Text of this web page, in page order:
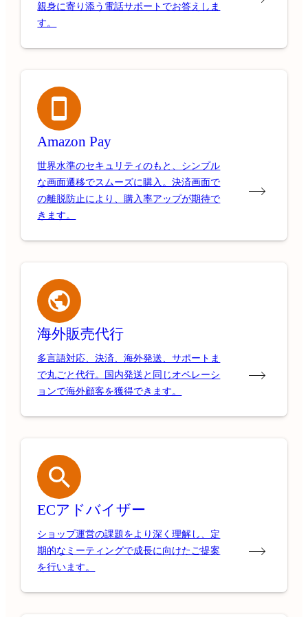
親身に寄り添う電話サポートでお答えしま
す。
Amazon Pay
世界水準のセキュリティのもと、シンプル
な画面遷移でスムーズに購入。決済画面で
の離脱防止により、購入率アップが期待で
きます。
海外販売代行
多言語対応、決済、海外発送、サポートま
で丸ごと代行。国内発送と同じオペレーシ
ョンで海外顧客を獲得できます。
ECアドバイザー
ショップ運営の課題をより深く理解し、定
期的なミーティングで成長に向けたご提案
を行います。